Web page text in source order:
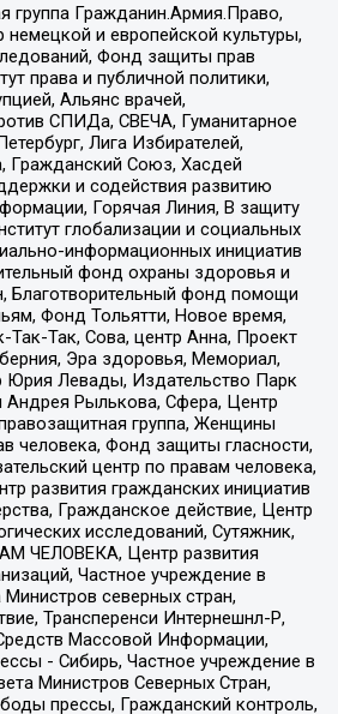
группа Гражданин.Армия.Право,
и европейской культуры,
Фонд защиты прав
права и публичной политики,
Альянс врачей,
СПИДа, СВЕЧА, Гуманитарное
Лига Избирателей,
Гражданский Союз, Хасдей
и содействия развитию
Горячая Линия, В защиту
глобализации и социальных
информационных инициатив
фонд охраны здоровья и
Благотворительный фонд помощи
Фонд Тольятти, Новое время,
Так-Так, Сова, центр Анна, Проект
Эра здоровья, Мемориал,
Юрия Левады, Издательство Парк
Андрея Рылькова, Сфера, Центр
группа, Женщины
человека, Фонд защиты гласности,
центр по правам человека,
развития гражданских инициатив
Гражданское действие, Центр
исследований, Сутяжник,
ЧЕЛОВЕКА, Центр развития
Частное учреждение в
северных стран,
Трансперенси Интернешнл-Р,
Массовой Информации,
- Сибирь, Частное учреждение в
Министров Северных Стран,
прессы, Гражданский контроль,